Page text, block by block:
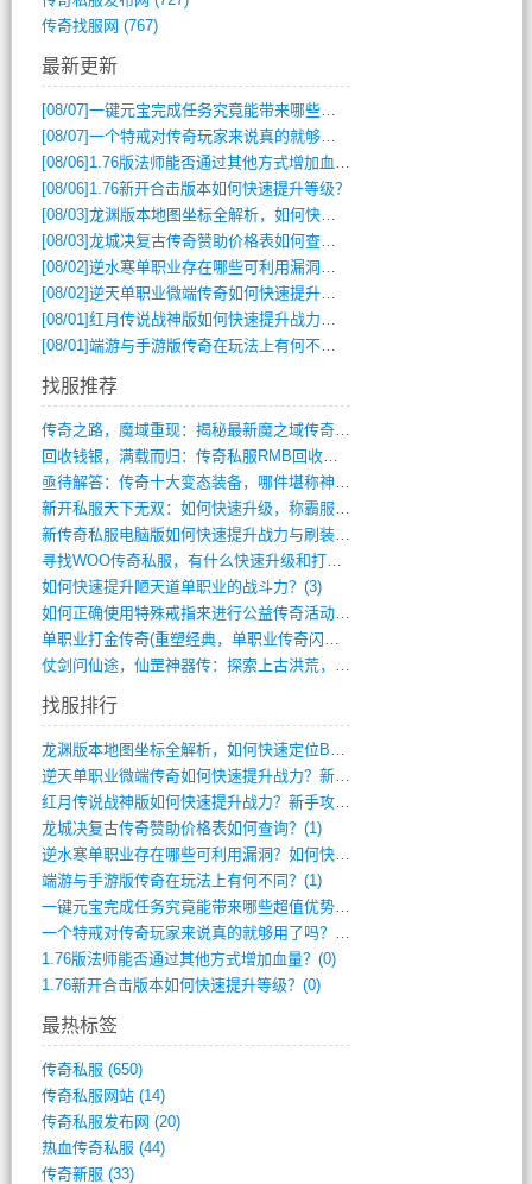
传奇找服网 (767)
最新更新
[08/07]一键元宝完成任务究竟能带来哪些超值优势？
[08/07]一个特戒对传奇玩家来说真的就够用了吗？
[08/06] 1.76版法师能否通过其他方式增加血量？
[08/06] 1.76新开合击版本如何快速提升等级？
[08/03]龙渊版本地图坐标全解析，如何快速定位BOSS位置？
[08/03]龙城决复古传奇赞助价格表如何查询？
[08/02]逆水寒单职业存在哪些可利用漏洞？如何快速提升战力？
[08/02]逆天单职业微端传奇如何快速提升战力？新手必看攻略
[08/01]红月传说战神版如何快速提升战力？新手攻略全解析？
[08/01]端游与手游版传奇在玩法上有何不同？
找服推荐
传奇之路，魔域重现：揭秘最新魔之域传奇攻(712)
回收钱银，满载而归：传奇私服RMB回收装(548)
亟待解答：传奇十大变态装备，哪件堪称神器(347)
新开私服天下无双：如何快速升级，称霸服务(681)
新传奇私服电脑版如何快速提升战力与刷装备(835)
寻找WOO传奇私服，有什么快速升级和打宝(864)
如何快速提升陋天道单职业的战斗力？(3)
如何正确使用特殊戒指来进行公益传奇活动？(10)
单职业打金传奇(重塑经典，单职业传奇闪耀(10)
仗剑问仙途，仙罡神器传：探索上古洪荒，揭(813)
找服排行
龙渊版本地图坐标全解析，如何快速定位BO(3)
逆天单职业微端传奇如何快速提升战力？新手(2)
红月传说战神版如何快速提升战力？新手攻略(2)
龙城决复古传奇赞助价格表如何查询？(1)
逆水寒单职业存在哪些可利用漏洞？如何快速(1)
端游与手游版传奇在玩法上有何不同？(1)
一键元宝完成任务究竟能带来哪些超值优势？(0)
一个特戒对传奇玩家来说真的就够用了吗？(0)
1.76版法师能否通过其他方式增加血量？(0)
1.76新开合击版本如何快速提升等级？(0)
最热标签
传奇私服 (650)
传奇私服网站(14)
传奇私服发布网 (20)
热血传奇私服 (44)
传奇新服 (33)